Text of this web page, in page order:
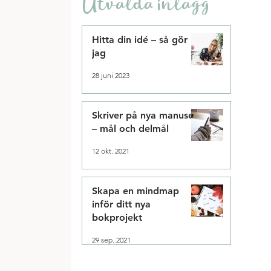
Hitta din idé – så gör
jag
28 juni 2023
Skriver på nya manuset
– mål och delmål
12 okt. 2021
Skapa en mindmap
inför ditt nya
bokprojekt
29 sep. 2021